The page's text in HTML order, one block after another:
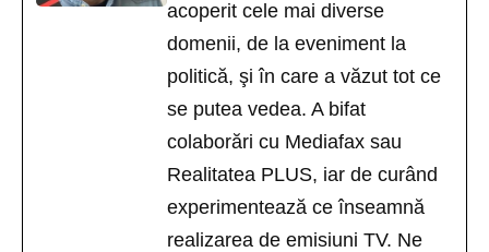
acoperit cele mai diverse
domenii, de la eveniment la
politică, şi în care a văzut tot ce
se putea vedea. A bifat
colaborări cu Mediafax sau
Realitatea PLUS, iar de curând
experimentează ce înseamnă
realizarea de emisiuni TV. Ne